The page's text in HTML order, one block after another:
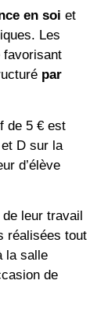
en soi et
Les
favorisant
par
de 5 € est
D sur la
d’élève
de leur travail
réalisées tout
la salle
de